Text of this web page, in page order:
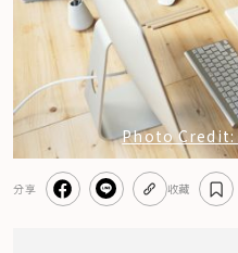
Photo Credit:
分享 收藏